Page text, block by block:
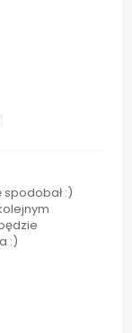
spodobał :)
:)